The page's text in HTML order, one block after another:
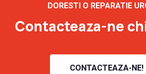
DORESTI O REPARATIE
Contacteaza-ne
CONTACTEAZA-NE!